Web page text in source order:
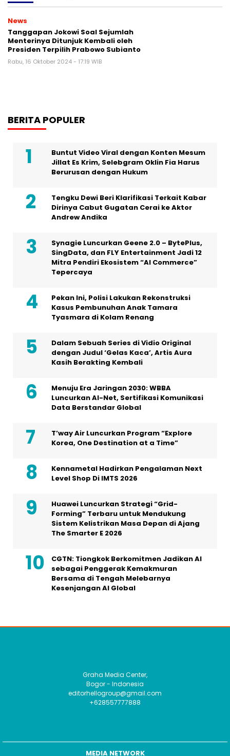
News
Tanggapan Jokowi Soal Sejumlah
Menterinya Ditunjuk Kembali oleh
Presiden Terpilih Prabowo Subianto
Rabu, 16 Oktober 2024 - 17:19 WIB
BERITA POPULER
Buntut Video Viral dengan Konten Mesum
Jillat Es Krim, Selebgram Oklin Fia Harus
Berurusan dengan Hukum
Tengku Dewi Beri Klarifikasi Terkait Kabar
Dirinya Cabut Gugatan Cerai ke Aktor
Andrew Andika
Synagie Luncurkan Geene 2.0 – BytePlus,
SingData, dan FLY Entertainment Jadi 12
Mitra Pendiri Ekosistem “AI Commerce”
Tepercaya
Pekan Ini, Polisi Lakukan Rekonstruksi
Kasus Pembunuhan Anak Tamara
Tyasmara di Kolam Renang
Dalam Sebuah Series di Vidio Original
dengan Judul ‘Gelas Kaca’, Artis Aura
Kasih Berakting Kembali
Menuju Era Jaringan 2030: WBBA
Luncurkan AI-Net, Sertifikasi Komunikasi
Data Berstandar Global
T’way Air Luncurkan Program “Explore
Korea, One Destination at a Time”
Kennametal Hadirkan Pengalaman Next
Level Shop Di IMTS 2026
Huawei Luncurkan Strategi “Grid-
Forming” Terbaru untuk Mendukung
Sistem Kelistrikan Masa Depan di Ajang
The Smarter E 2026
CGTN: Tiongkok Berkomitmen Jadikan AI
sebagai Penggerak Kemakmuran
Bersama di Tengah Melebarnya
Kesenjangan AI Global
Graha Media Center,
Bogor - Indonesia
editorhellogroup@gmail.com
+628557777888
MEDIA NETWORK